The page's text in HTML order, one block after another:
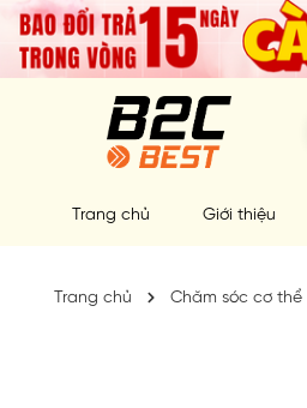
Trang chủ Giới thiệu
Trang chủ Chăm sóc cơ thể